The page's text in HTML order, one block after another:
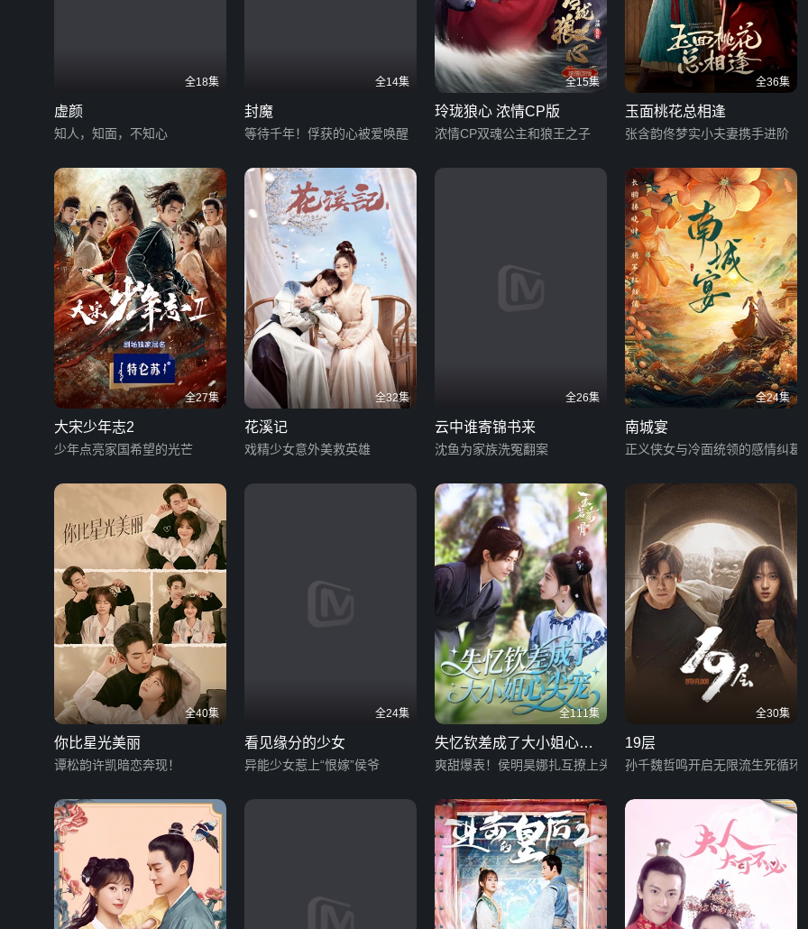
全18集
虚颜
知人，知面，不知心
全14集
封魔
等待千年！俘获的心被爱唤醒
全15集
玲珑狼心 浓情CP版
浓情CP双魂公主和狼王之子
全36集
玉面桃花总相逢
张含韵佟梦实小夫妻携手进阶
全27集
大宋少年志2
少年点亮家国希望的光芒
全32集
花溪记
戏精少女意外美救英雄
全26集
云中谁寄锦书来
沈鱼为家族洗冤翻案
全24集
南城宴
正义侠女与冷面统领的感情纠葛
全40集
你比星光美丽
谭松韵许凯暗恋奔现！
全24集
看见缘分的少女
异能少女惹上“恨嫁”侯爷
全111集
失忆钦差成了大小姐心尖
宠
爽甜爆表！侯明昊娜扎互撩上头
全30集
19层
孙千魏哲鸣开启无限流生死循环